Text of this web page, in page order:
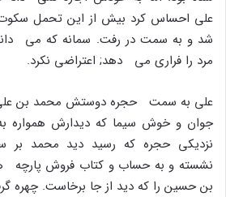
على احساس کرد بیش از این تحمل سکوت
شد و به سمت در رفت. سمانه که مى
مرد را فرارى مى دهد; اعتراضى نکرد.
على به سمت حجره دوستش محمد بن على
جوان و خوش سیما که دیدارش همواره
نزدیکى حجره که رسید دید محمد
نشسته و به حساب و کتاب فروش
بن حسین را که دید از جا برخاست. چهره